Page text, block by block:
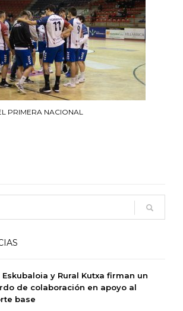
PRIMERA NACIONAL
Eskubaloia y Rural Kutxa firman un
de colaboración en apoyo al
base